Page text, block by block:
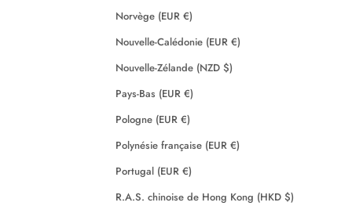
Norvège (EUR €)
Nouvelle-Calédonie (EUR €)
Nouvelle-Zélande (NZD $)
Pays-Bas (EUR €)
Pologne (EUR €)
Polynésie française (EUR €)
Portugal (EUR €)
R.A.S. chinoise de Hong Kong (HKD $)